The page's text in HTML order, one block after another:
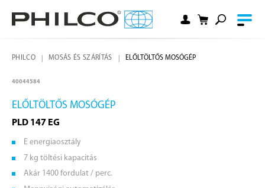
PHILCO MOSÁS ÉS SZÁRÍTÁS ELŐLTÖLTŐS MOSÓGÉP
40044584
ELŐLTÖLTŐS MOSÓGÉP
PLD 147 EG
E energiaosztály
7 kg töltési kapacitás
Akár 1400 fordulat / perc.